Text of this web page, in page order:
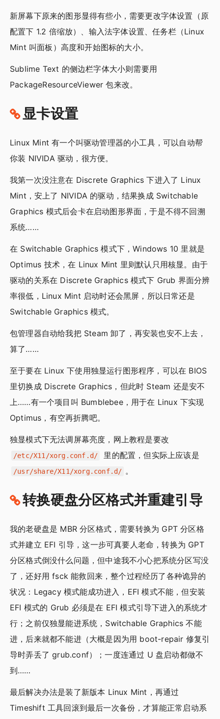
新屏幕下原来的图形显得有些小，需要更改字体设置（原
配置下 1.2 倍缩放）、输入法字体设置、任务栏（Linux
Mint 叫面板）高度和开始图标的大小。
Sublime Text 的侧边栏字体大小则需要用
PackageResourceViewer 包来改。
显卡设置
Linux Mint 有一个叫驱动管理器的小工具，可以自动帮
你装 NIVIDA 驱动，很方便。
我第一次没注意在 Discrete Graphics 下进入了 Linux
Mint，安上了 NIVIDA 的驱动，结果换成 Switchable
Graphics 模式后会卡在启动图形界面，于是不得不回溯
系统……
在 Switchable Graphics 模式下，Windows 10 里就是
Optimus 技术，在 Linux Mint 里则默认只用核显。由于
驱动的关系在 Discrete Graphics 模式下 Grub 界面分辨
率很低，Linux Mint 启动时还会黑屏，所以日常还是
Switchable Graphics 模式。
包管理器自动给我把 Steam 卸了，再安装也安不上去，
算了……
至于要在 Linux 下使用独显运行图形程序，可以在 BIOS
里切换成 Discrete Graphics，但此时 Steam 还是安不
上……有一个项目叫 Bumblebee，用于在 Linux 下实现
Optimus，有空再折腾吧。
独显模式下无法调屏幕亮度，网上教程是要改
/etc/X11/xorg.conf.d/ 里的配置，但实际上应该是
/usr/share/X11/xorg.conf.d/ 。
转换硬盘分区格式并重建引导
我的老硬盘是 MBR 分区格式，需要转换为 GPT 分区格
式并建立 EFI 引导，这一步可真要人老命，转换为 GPT
分区格式倒没什么问题，但中途我不小心把系统分区写没
了，还好用 fsck 能救回来，整个过程经历了各种诡异的
状况：Legacy 模式能成功进入，EFI 模式不能，但安装
EFI 模式的 Grub 必须是在 EFI 模式引导下进入的系统才
行；之前仅独显能进系统，Switchable Graphics 不能
进，后来就都不能进（大概是因为用 boot-repair 修复引
导时弄丢了 grub.conf）；一度连通过 U 盘启动都做不
到……
最后解决办法是装了新版本 Linux Mint，再通过
Timeshift 工具回滚到最后一次备份，才算能正常启动系